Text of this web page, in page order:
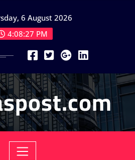
6 August 2026
4:08:29 PM